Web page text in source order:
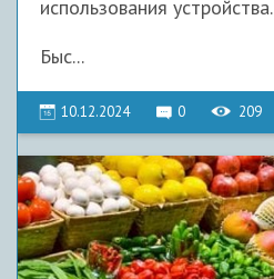
использования устройства.
Быс...
10.12.2024 0 209